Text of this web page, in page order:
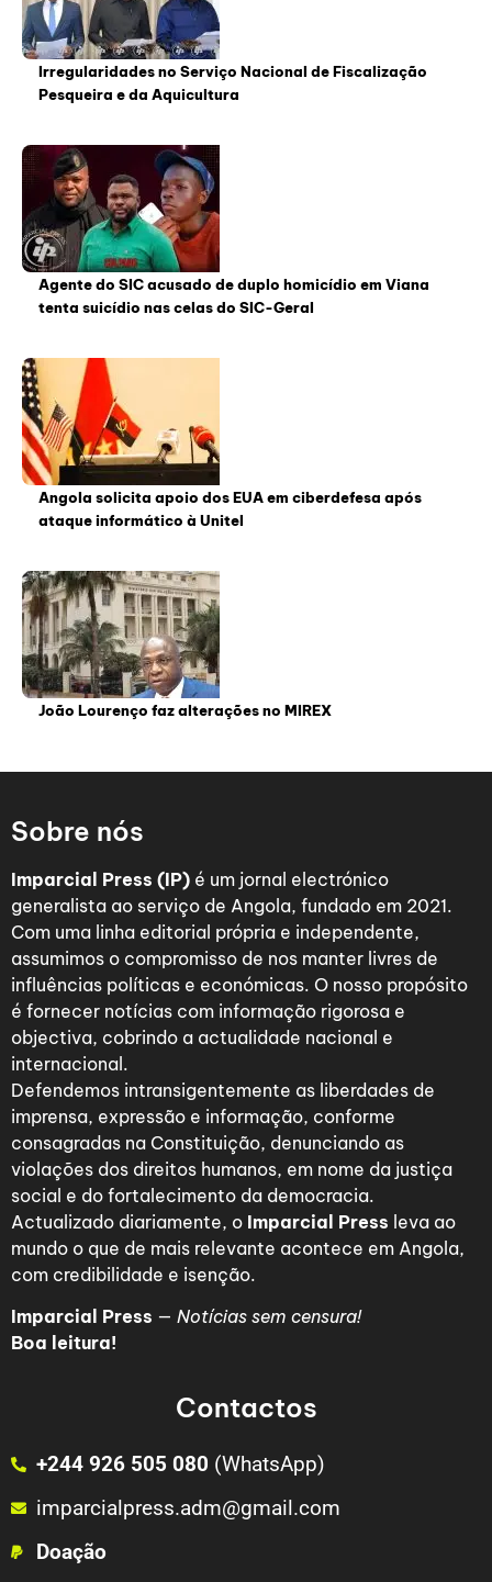
Irregularidades no Serviço Nacional de Fiscalização
Pesqueira e da Aquicultura
Agente do SIC acusado de duplo homicídio em Viana
tenta suicídio nas celas do SIC-Geral
Angola solicita apoio dos EUA em ciberdefesa após
ataque informático à Unitel
João Lourenço faz alterações no MIREX
Sobre nós
Imparcial Press (IP) é um jornal electrónico
generalista ao serviço de Angola, fundado em 2021.
Com uma linha editorial própria e independente,
assumimos o compromisso de nos manter livres de
influências políticas e económicas. O nosso propósito
é fornecer notícias com informação rigorosa e
objectiva, cobrindo a actualidade nacional e
internacional.
Defendemos intransigentemente as liberdades de
imprensa, expressão e informação, conforme
consagradas na Constituição, denunciando as
violações dos direitos humanos, em nome da justiça
social e do fortalecimento da democracia.
Actualizado diariamente, o Imparcial Press leva ao
mundo o que de mais relevante acontece em Angola,
com credibilidade e isenção.
Imparcial Press — Notícias sem censura!
Boa leitura!
Contactos
+244 926 505 080 (WhatsApp)
imparcialpress.adm@gmail.com
Doação